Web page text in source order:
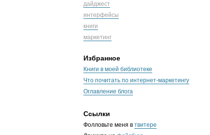
дайджест
интерфейсы
книги
маркетинг
Избранное
Книги в моей библиотеке
Что почитать по интернет-маркетингу
Оглавление блога
Ссылки
Фолловьте меня в твитере